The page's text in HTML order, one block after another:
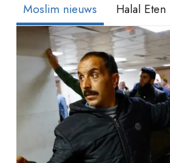
Moslim nieuws Halal Eten